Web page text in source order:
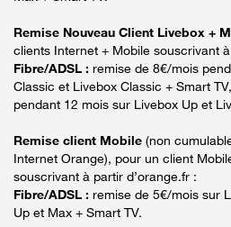
Remise Nouveau Client Livebox +
clients Internet + Mobile souscrivant
Fibre/ADSL : remise de 8€/mois
Classic et Livebox Classic + Smart
pendant 12 mois sur Livebox Up et
Remise client Mobile (non
Internet Orange), pour un client
souscrivant à partir d’orange.fr :
Fibre/ADSL : remise de 5€/mois sur
Up et Max + Smart TV.